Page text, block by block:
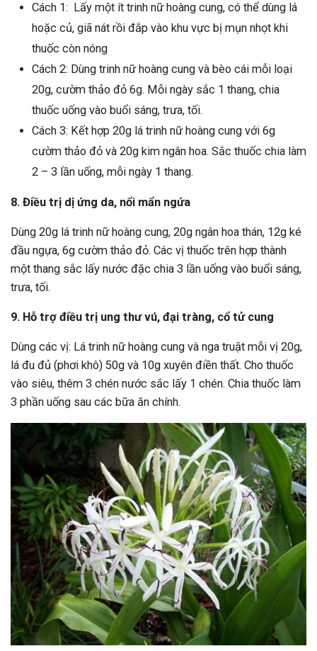
Cách 1: Lấy một ít trinh nữ hoàng cung, có thể dùng lá
hoặc củ, giã nát rồi đắp vào khu vực bị mụn nhọt khi
thuốc còn nóng
Cách 2: Dùng trinh nữ hoàng cung và bèo cái mỗi loại
20g, cườm thảo đỏ 6g. Mỗi ngày sắc 1 thang, chia
thuốc uống vào buổi sáng, trưa, tối.
Cách 3: Kết hợp 20g lá trinh nữ hoàng cung với 6g
cườm thảo đỏ và 20g kim ngân hoa. Sắc thuốc chia làm
2 – 3 lần uống, mỗi ngày 1 thang.
8. Điều trị dị ứng da, nổi mẩn ngứa
Dùng 20g lá trinh nữ hoàng cung, 20g ngân hoa thán, 12g ké
đầu ngựa, 6g cườm thảo đỏ. Các vị thuốc trên hợp thành
một thang sắc lấy nước đặc chia 3 lần uống vào buổi sáng,
trưa, tối.
9. Hỗ trợ điều trị ung thư vú, đại tràng, cổ tử cung
Dùng các vị: Lá trinh nữ hoàng cung và nga truật mỗi vị 20g,
lá đu đủ (phơi khô) 50g và 10g xuyên điền thất. Cho thuốc
vào siêu, thêm 3 chén nước sắc lấy 1 chén. Chia thuốc làm
3 phần uống sau các bữa ăn chính.